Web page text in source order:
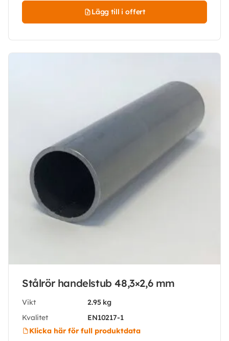
Lägg till i offert
Stålrör handelstub 48,3×2,6 mm
Vikt
2.95 kg
Kvalitet
EN10217-1
Klicka här för full produktdata